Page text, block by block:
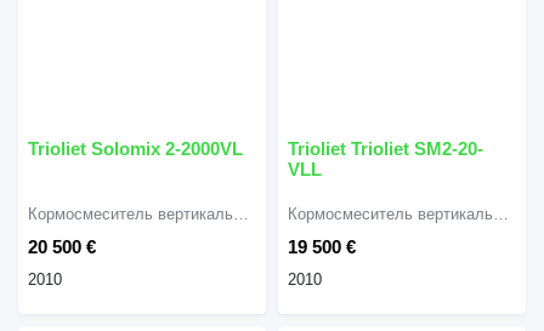
Trioliet Solomix 2-2000VL
20 500 €
Кормосмеситель вертикальный
2010
Trioliet Trioliet SM2-20-
VLL
19 500 €
Кормосмеситель вертикальный
2010